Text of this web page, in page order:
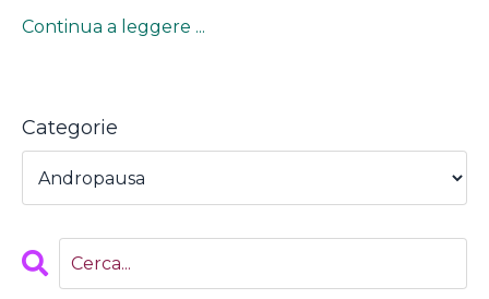
Continua a leggere ...
Categorie